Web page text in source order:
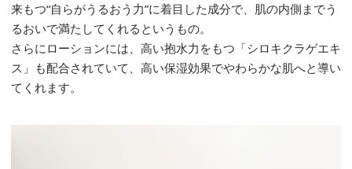
来もつ“自らがうるおう力”に着目した成分で、肌の内側までう
るおいで満たしてくれるというもの。
さらにローションには、高い抱水力をもつ「シロキクラゲエキ
ス」も配合されていて、高い保湿効果でやわらかな肌へと導い
てくれます。